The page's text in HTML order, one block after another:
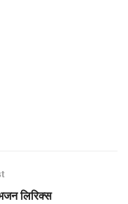
लिरिक्स